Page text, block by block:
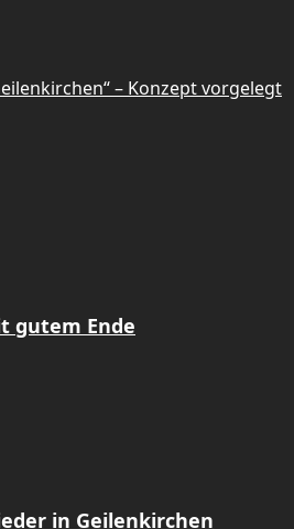
– Konzept vorgelegt
gutem Ende
in Geilenkirchen